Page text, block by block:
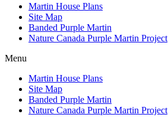
Martin House Plans
Site Map
Banded Purple Martin
Nature Canada Purple Martin Project
Menu
Martin House Plans
Site Map
Banded Purple Martin
Nature Canada Purple Martin Project